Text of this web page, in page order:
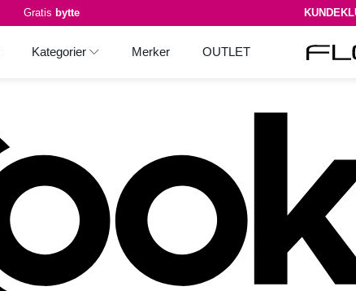
Gratis bytte
Kategorier Merker OUTLET